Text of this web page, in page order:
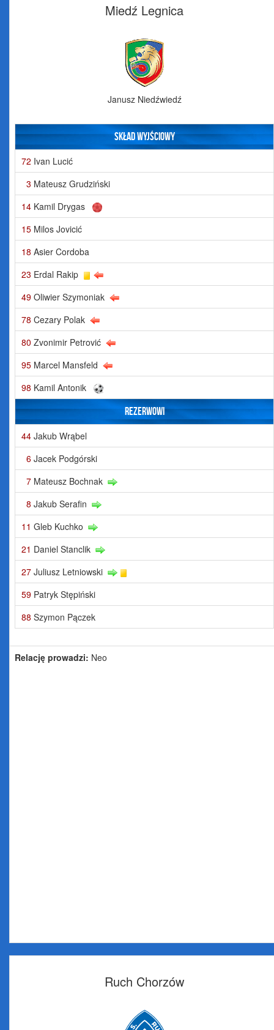
Miedź Legnica
Janusz Niedźwiedź
Skład wyjściowy
72 Ivan Lucić
3 Mateusz Grudziński
14 Kamil Drygas
15 Milos Jovicić
18 Asier Cordoba
23 Erdal Rakip
49 Oliwier Szymoniak
78 Cezary Polak
80 Zvonimir Petrović
95 Marcel Mansfeld
98 Kamil Antonik
Rezerwowi
44 Jakub Wrąbel
6 Jacek Podgórski
7 Mateusz Bochnak
8 Jakub Serafin
11 Gleb Kuchko
21 Daniel Stanclik
27 Juliusz Letniowski
59 Patryk Stępiński
88 Szymon Pączek
Relację prowadzi: Neo
Ruch Chorzów